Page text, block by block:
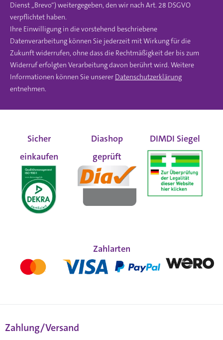
Dienst „Brevo“) weitergegeben, den wir nach Art. 28 DSGVO
verpflichtet haben.
Ihre Einwilligung in die vorstehend beschriebene
Datenverarbeitung können Sie jederzeit mit Wirkung für die
Zukunft widerrufen, ohne dass die Rechtmäßigkeit der bis zum
Widerruf erfolgten Verarbeitung davon berührt wird. Weitere
Informationen können Sie unserer Datenschutzerklärung
entnehmen.
Sicher
einkaufen
Diashop
geprüft
DIMDI Siegel
Zahlarten
Zahlung/Versand